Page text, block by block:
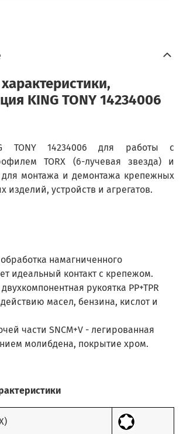
KING TONY 14234006
TONY 14234006 для работы с
TORX (6-лучевая звезда) и
для монтажа и демонтажа крепежных
изделий, устройств и агрегатов.
намагниченного
идеальный контакт с крепежом.
рукоятка PP+TPR
масел, бензина, кислот и
части SNCM+V - легированная
молибдена, покрытие хром.